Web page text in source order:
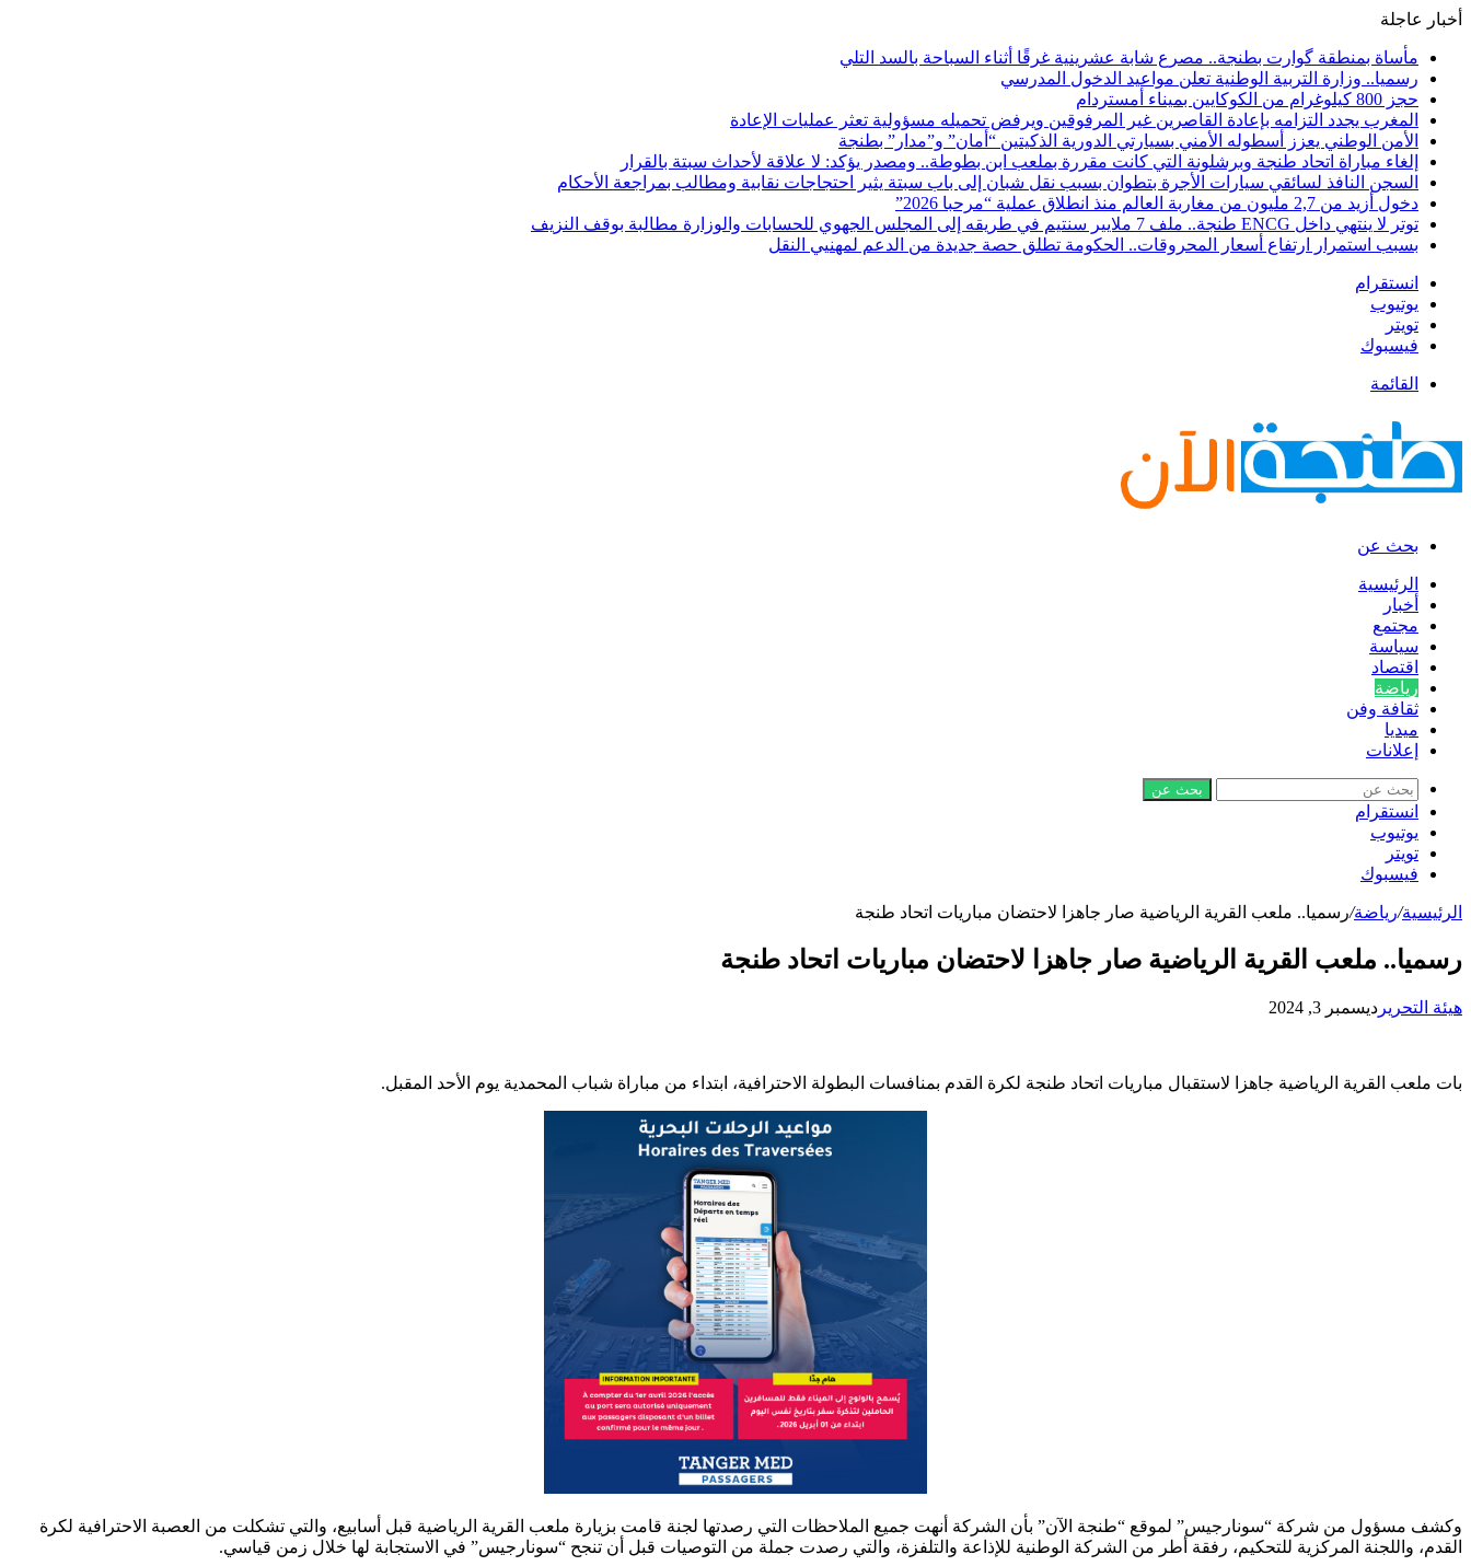
أخبار عاجلة
مأساة بمنطقة گوارت بطنجة.. مصرع شابة عشرينية غرقًا أثناء السباحة بالسد التلي
رسميا.. وزارة التربية الوطنية تعلن مواعيد الدخول المدرسي
حجز 800 كيلوغرام من الكوكايين بميناء أمستردام
المغرب يجدد التزامه بإعادة القاصرين غير المرفوقين ويرفض تحميله مسؤولية تعثر عمليات الإعادة
الأمن الوطني يعزز أسطوله الأمني بسيارتي الدورية الذكيتين “أمان” و”مدار” بطنجة
إلغاء مباراة اتحاد طنجة وبرشلونة التي كانت مقررة بملعب ابن بطوطة.. ومصدر يؤكد: لا علاقة لأحداث سبتة بالقرار
السجن النافذ لسائقي سيارات الأجرة بتطوان بسبب نقل شبان إلى باب سبتة يثير احتجاجات نقابية ومطالب بمراجعة الأحكام
دخول أزيد من 2,7 مليون من مغاربة العالم منذ انطلاق عملية “مرحبا 2026”
توتر لا ينتهي داخل ENCG طنجة.. ملف 7 ملايير سنتيم في طريقه إلى المجلس الجهوي للحسابات والوزارة مطالبة بوقف النزيف
بسبب استمرار ارتفاع أسعار المحروقات.. الحكومة تطلق حصة جديدة من الدعم لمهنيي النقل
انستقرام
يوتيوب
تويتر
فيسبوك
القائمة
بحث عن
الرئيسية
أخبار
مجتمع
سياسة
اقتصاد
رياضة
ثقافة وفن
ميديا
إعلانات
بحث عن
انستقرام
يوتيوب
تويتر
فيسبوك
الرئيسية/رياضة/رسميا.. ملعب القرية الرياضية صار جاهزا لاحتضان مباريات اتحاد طنجة
رسميا.. ملعب القرية الرياضية صار جاهزا لاحتضان مباريات اتحاد طنجة
هيئة التحرير ديسمبر 3, 2024
بات ملعب القرية الرياضية جاهزا لاستقبال مباريات اتحاد طنجة لكرة القدم بمنافسات البطولة الاحترافية، ابتداء من مباراة شباب المحمدية يوم الأحد المقبل.
وكشف مسؤول من شركة “سونارجيس” لموقع “طنجة الآن” بأن الشركة أنهت جميع الملاحظات التي رصدتها لجنة قامت بزيارة ملعب القرية الرياضية قبل أسابيع، والتي تشكلت من العصبة الاحترافية لكرة
القدم، واللجنة المركزية للتحكيم، رفقة أطر من الشركة الوطنية للإذاعة والتلفزة، والتي رصدت جملة من التوصيات قبل أن تنجح “سونارجيس” في الاستجابة لها خلال زمن قياسي.